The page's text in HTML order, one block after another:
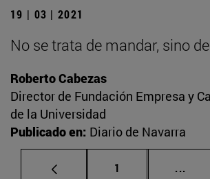
19 | 03 | 2021
No se trata de mandar, sino
Roberto Cabezas
Director de Fundación Empresa y
de la Universidad
Publicado en: Diario de Navarra
Página
1 ...